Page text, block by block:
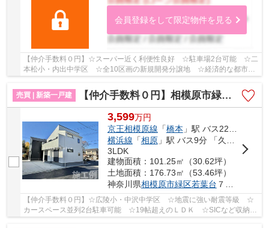
会員登録をして限定物件を見る
【仲介手数料０円】☆スーパー近く利便性良好 ☆駐車場2台可能 ☆二
本松小・内出中学区 ☆全10区画の新規開発分譲地 ☆経済的な都市ガ
ス設備 ☆全居室収納完備 ☆地震に安心の耐震等級3...
売買 | 新築一戸建
【仲介手数料０円】相模原市緑区若葉台7丁目 新築一戸建て
3,599万円
京王相模原線 「橋本 」駅 バス22分 「若葉台中央（相模原市）」 停歩7分
横浜線 「相原」駅 バス9分 「久保沢」 停歩20分
3LDK
建物面積：101.25㎡（30.62坪）
土地面積：176.73㎡（53.46坪）
神奈川県相模原市緑区若葉台 ７丁目
【仲介手数料０円】☆広陵小・中沢中学区 ☆地震に強い耐震等級 ☆
カースペース並列2台駐車可能 ☆19帖超えのＬＤＫ ☆SICなど収納ス
ペース豊富 ☆緑豊かな住環境♪ 【相模原市緑区の新...